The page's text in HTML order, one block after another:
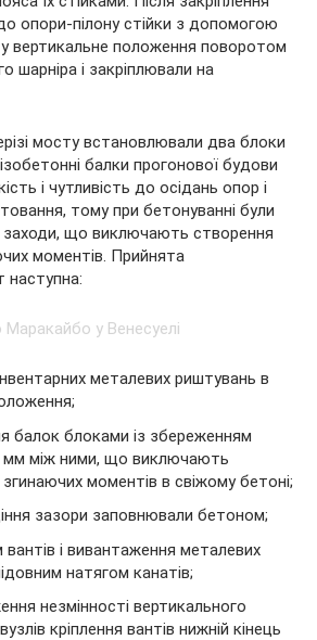
опори-пілону стійки з допомогою
вертикальне положення поворотом
шарніра і закріплювали на
мосту встановлювали два блоки
балки прогонової будови
і чутливість до осідань опор і
тому при бетонуванні були
заходи, що виключають створення
моментів. Прийнята
наступна:
металевих риштувань в
балок блоками із збереженням
мм між ними, що виключають
моментів в свіжому бетоні;
зазори заповнювали бетоном;
і вивантаження металевих
натягом канатів;
незмінності вертикального
кріплення вантів нижній кінець